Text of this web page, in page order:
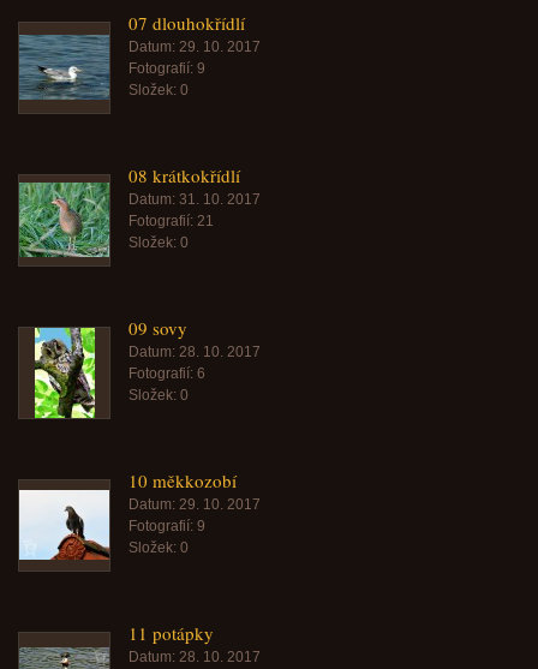
07 dlouhokřídlí
Datum: 29. 10. 2017
Fotografií: 9
Složek: 0
08 krátkokřídlí
Datum: 31. 10. 2017
Fotografií: 21
Složek: 0
09 sovy
Datum: 28. 10. 2017
Fotografií: 6
Složek: 0
10 měkkozobí
Datum: 29. 10. 2017
Fotografií: 9
Složek: 0
11 potápky
Datum: 28. 10. 2017